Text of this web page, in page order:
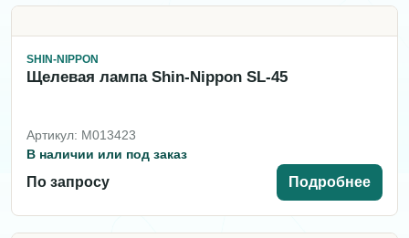
SHIN-NIPPON
Щелевая лампа Shin-Nippon SL-45
Артикул: M013423
В наличии или под заказ
По запросу Подробнее